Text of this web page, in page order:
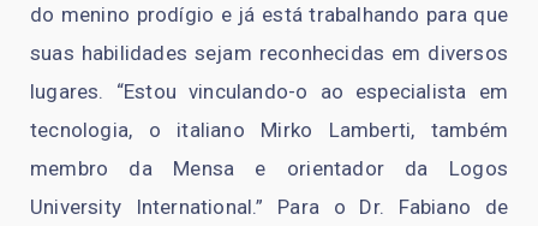
do menino prodígio e já está trabalhando para que
suas habilidades sejam reconhecidas em diversos
lugares. “Estou vinculando-o ao especialista em
tecnologia, o italiano Mirko Lamberti, também
membro da Mensa e orientador da Logos
University International.” Para o Dr. Fabiano de